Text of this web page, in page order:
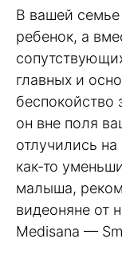
В вашей
ребенок, а
главных и
беспокойство
он вне поля
отлучились
как-то
малыша,
видеоняне от
Medisana —